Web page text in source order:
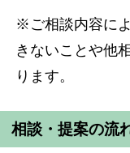
※ご相談内容に
きないことや他
ります。
相談・提案の流